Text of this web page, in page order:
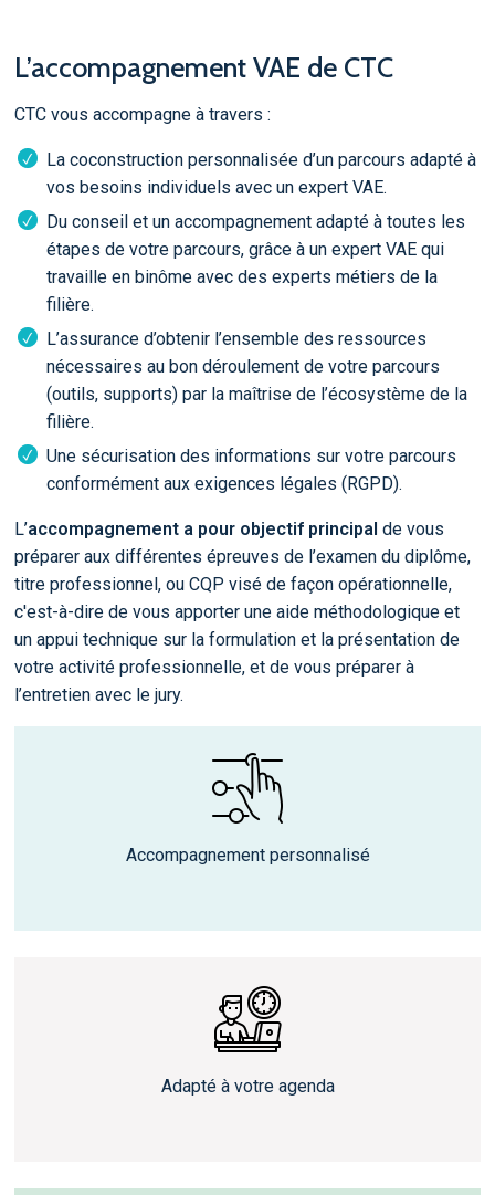
L’accompagnement VAE de CTC
CTC vous accompagne à travers :
La coconstruction personnalisée d’un parcours adapté à
vos besoins individuels avec un expert VAE.
Du conseil et un accompagnement adapté à toutes les
étapes de votre parcours, grâce à un expert VAE qui
travaille en binôme avec des experts métiers de la
filière.
L’assurance d’obtenir l’ensemble des ressources
nécessaires au bon déroulement de votre parcours
(outils, supports) par la maîtrise de l’écosystème de la
filière.
Une sécurisation des informations sur votre parcours
conformément aux exigences légales (RGPD).
L’accompagnement a pour objectif principal de vous
préparer aux différentes épreuves de l’examen du diplôme,
titre professionnel, ou CQP visé de façon opérationnelle,
c'est-à-dire de vous apporter une aide méthodologique et
un appui technique sur la formulation et la présentation de
votre activité professionnelle, et de vous préparer à
l’entretien avec le jury.
Accompagnement personnalisé
Adapté à votre agenda